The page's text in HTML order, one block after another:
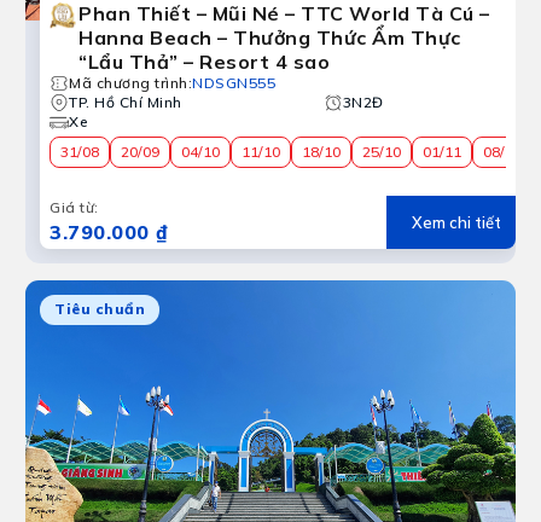
Phan Thiết – Mũi Né – TTC World Tà Cú –
Hanna Beach – Thưởng Thức Ẩm Thực
“Lẩu Thả” – Resort 4 sao
Mã chương trình:NDSGN555
TP. Hồ Chí Minh
3N2Đ
Xe
31/08
20/09 04/10 11/10 18/10 25/10 01/11 08/11
Giá từ:
3.790.000 ₫ Xem chi tiết
Tiêu chuẩn